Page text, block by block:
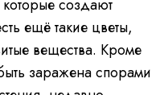
создают
ещё такие цветы,
вещества. Кроме
заражена спорами